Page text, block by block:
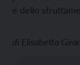
e dello
di Elisabetta